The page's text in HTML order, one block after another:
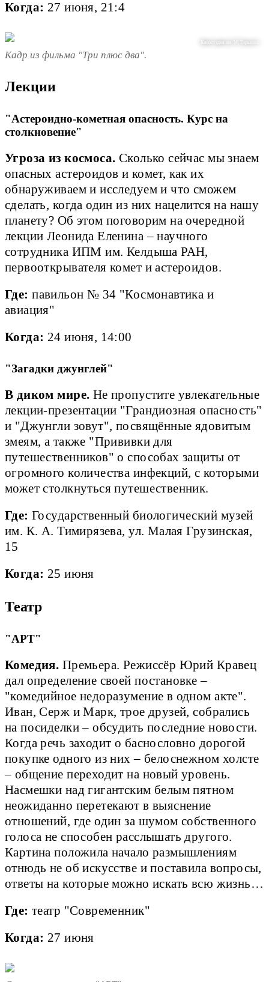
Когда: 27 июня, 21:4
Киностудия им. М. Горького
Кадр из фильма "Три плюс два".
Лекции
"Астероидно-кометная опасность. Курс на
столкновение"
Угроза из космоса. Сколько сейчас мы знаем
опасных астероидов и комет, как их
обнаруживаем и исследуем и что сможем
сделать, когда один из них нацелится на нашу
планету? Об этом поговорим на очередной
лекции Леонида Еленина – научного
сотрудника ИПМ им. Келдыша РАН,
первооткрывателя комет и астероидов.
Где: павильон № 34 "Космонавтика и
авиация"
Когда: 24 июня, 14:00
"Загадки джунглей"
В диком мире. Не пропустите увлекательные
лекции-презентации "Грандиозная опасность"
и "Джунгли зовут", посвящённые ядовитым
змеям, а также "Прививки для
путешественников" о способах защиты от
огромного количества инфекций, с которыми
может столкнуться путешественник.
Где:Государственный биологический музей
им. К. А. Тимирязева, ул. Малая Грузинская,
15
Когда: 25 июня
Театр
"АРТ"
Комедия. Премьера. Режиссёр Юрий Кравец
дал определение своей постановке –
"комедийное недоразумение в одном акте".
Иван, Серж и Марк, трое друзей, собрались
на посиделки – обсудить последние новости.
Когда речь заходит о баснословно дорогой
покупке одного из них – белоснежном холсте
– общение переходит на новый уровень.
Насмешки над гигантским белым пятном
неожиданно перетекают в выяснение
отношений, где один за шумом собственного
голоса не способен расслышать другого.
Картина положила начало размышлениям
отнюдь не об искусстве и поставила вопросы,
ответы на которые можно искать всю жизнь…
Где:театр "Современник"
Когда: 27 июня